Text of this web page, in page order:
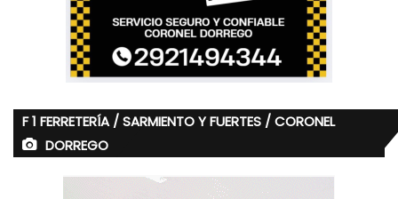
F 1 FERRETERÍA / SARMIENTO Y FUERTES / CORONEL
DORREGO